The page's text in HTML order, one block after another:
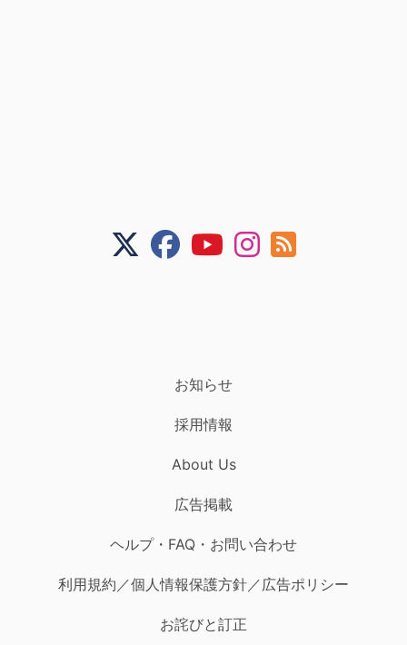
お知らせ
採用情報
About Us
広告掲載
ヘルプ・FAQ・お問い合わせ
利用規約／個人情報保護方針／広告ポリシー
お詫びと訂正